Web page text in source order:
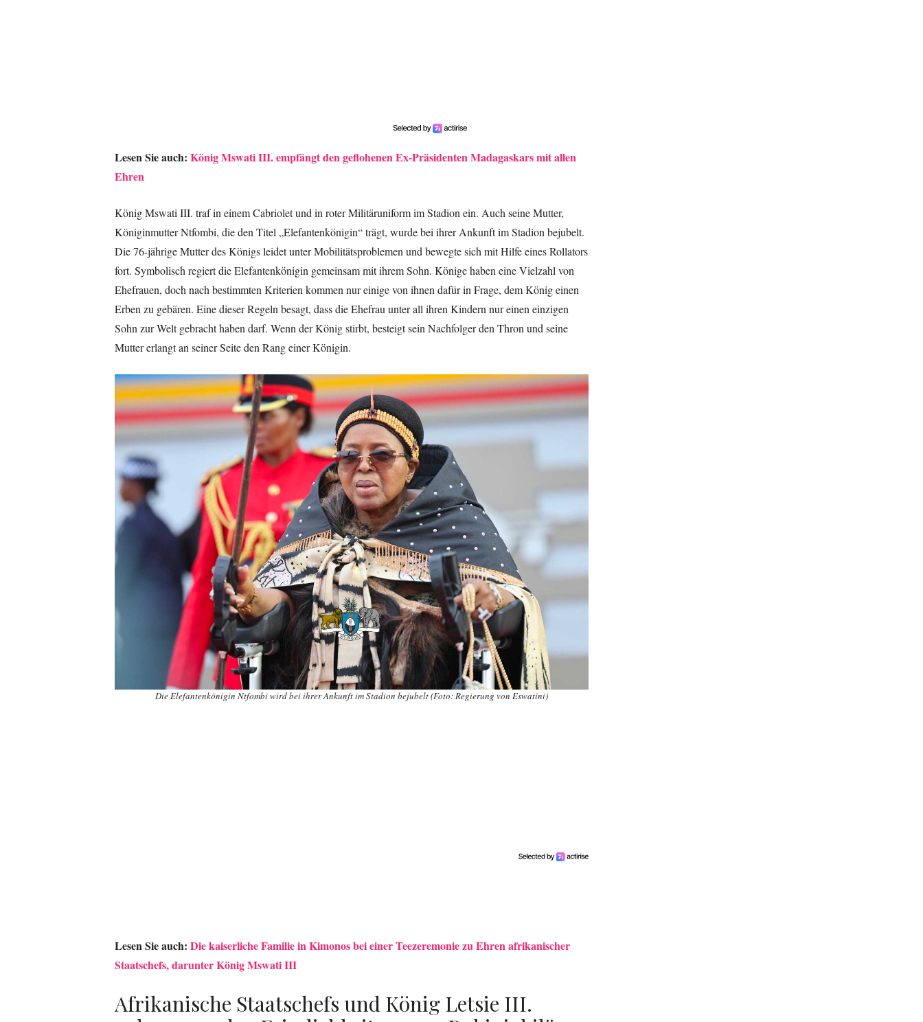
Lesen Sie auch: König Mswati III. empfängt den geflohenen Ex-Präsidenten Madagaskars mit allen
Ehren
König Mswati III. traf in einem Cabriolet und in roter Militäruniform im Stadion ein. Auch seine Mutter,
Königinmutter Ntfombi, die den Titel „Elefantenkönigin“ trägt, wurde bei ihrer Ankunft im Stadion bejubelt.
Die 76-jährige Mutter des Königs leidet unter Mobilitätsproblemen und bewegte sich mit Hilfe eines Rollators
fort. Symbolisch regiert die Elefantenkönigin gemeinsam mit ihrem Sohn. Könige haben eine Vielzahl von
Ehefrauen, doch nach bestimmten Kriterien kommen nur einige von ihnen dafür in Frage, dem König einen
Erben zu gebären. Eine dieser Regeln besagt, dass die Ehefrau unter all ihren Kindern nur einen einzigen
Sohn zur Welt gebracht haben darf. Wenn der König stirbt, besteigt sein Nachfolger den Thron und seine
Mutter erlangt an seiner Seite den Rang einer Königin.
Die Elefantenkönigin Ntfombi wird bei ihrer Ankunft im Stadion bejubelt (Foto: Regierung von Eswatini)
Lesen Sie auch: Die kaiserliche Familie in Kimonos bei einer Teezeremonie zu Ehren afrikanischer
Staatschefs, darunter König Mswati III
Afrikanische Staatschefs und König Letsie III.